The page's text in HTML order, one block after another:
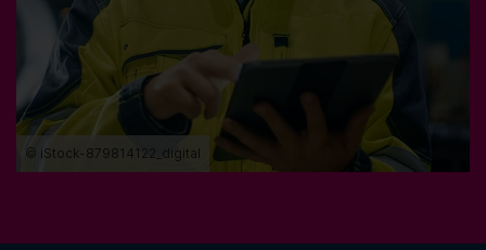
© iStock-879814122_digital